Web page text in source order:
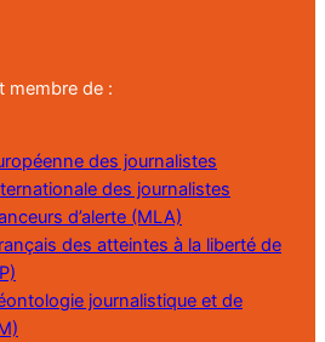
membre de :
des journalistes
des journalistes
d’alerte (MLA)
des atteintes à la liberté de
journalistique et de